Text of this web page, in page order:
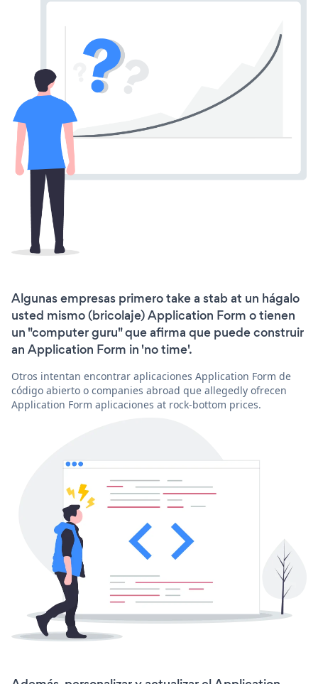
Algunas empresas primero take a stab at un hágalo
usted mismo (bricolaje) Application Form o tienen
un "computer guru" que afirma que puede construir
an Application Form in 'no time'.
Otros intentan encontrar aplicaciones Application Form de
código abierto o companies abroad que allegedly ofrecen
Application Form aplicaciones at rock-bottom prices.